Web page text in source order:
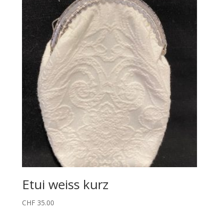
Etui weiss kurz
CHF35.00